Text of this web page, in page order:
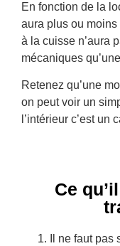
En fonction de la
aura plus ou
à la cuisse n’aura
mécaniques
Retenez qu’une
on peut voir un
l’intérieur c’est un
Ce
Il ne faut